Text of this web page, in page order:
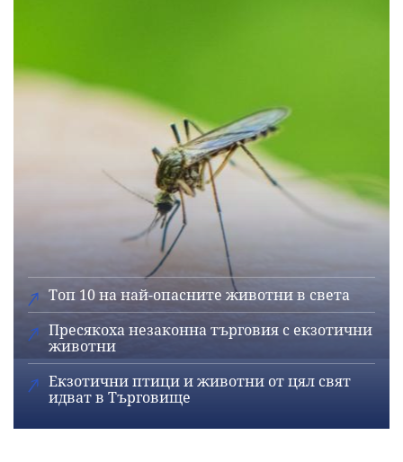
Топ 10 на най-опасните животни в света
Пресякоха незаконна търговия с екзотични
животни
Екзотични птици и животни от цял свят
идват в Търговище